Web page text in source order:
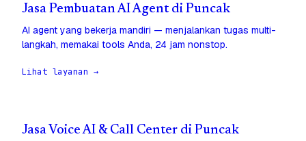
Jasa Pembuatan AI Agent di Puncak
AI agent yang bekerja mandiri — menjalankan tugas multi-
langkah, memakai tools Anda, 24 jam nonstop.
Lihat layanan →
Jasa Voice AI & Call Center di Puncak